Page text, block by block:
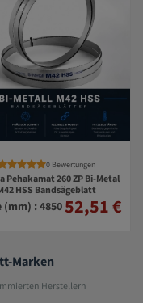
0 Bewertungen
Pehakamat 260 ZP Bi-Metal
HSS Bandsägeblatt
(mm) : 485052,51 €
Marken
Herstellern